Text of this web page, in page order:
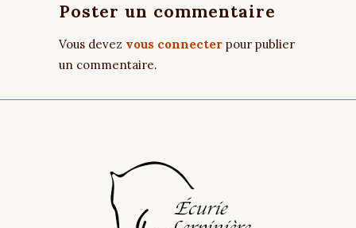
Poster un commentaire
Vous devez vous connecter pour publier
un commentaire.